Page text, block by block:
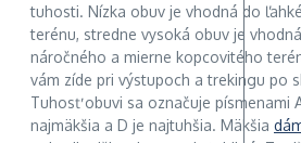
tuhosti. Nízka obuv je vhodná do
terénu, stredne vysoká obuv je
náročného a mierne kopcovitého
vám zíde pri výstupoch a trekingu po
Tuhosť obuvi sa označuje písmenami
najmäkšia a D je najtuhšia. Mäkšia